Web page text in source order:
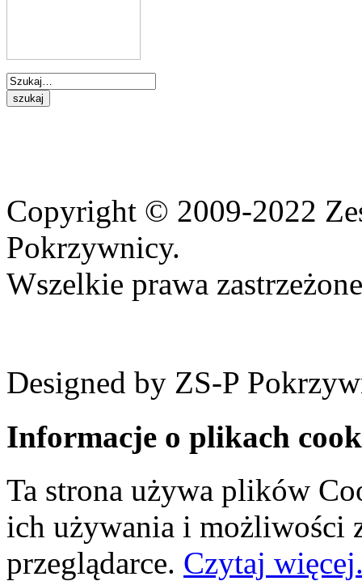
Copyright © 2009-2022
Pokrzywnicy.
Wszelkie prawa
Designed by ZS-P
Informacje o plikach
Ta strona używa plików
ich używania i możliwości
przeglądarce. Czytaj